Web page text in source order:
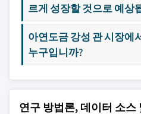
르게 성장할 것으로 예상
아연도금 강성 관 시장에
누구입니까?
연구 방법론, 데이터 소스